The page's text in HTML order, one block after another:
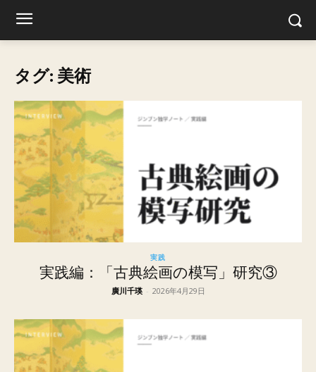
タグ: 美術
実践
実践編：「古典絵画の模写」研究③
廣川千瑛 - 2026年4月29日